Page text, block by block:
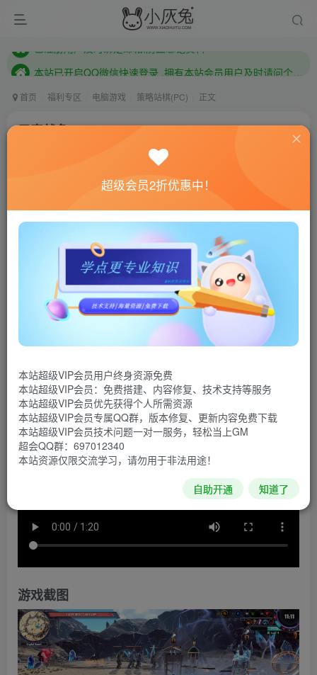
本站已开启QQ微信快速登录 ,拥有本站会员用户及时请问个人中心绑定！
首页 福利专区 电脑游戏 策略站棋(PC) 正文
元素战争2/Elemental War 2
联网教程： 内附教程
单机教程： 内附教程
不懂的话联系客服！！！
本站的资源转载自国内外各大媒体和网络，仅供试玩体
验。如果您喜欢该游戏内容，请支持正版 →→→正版购买
游戏介绍
元素战争2为你提供流行的塔防感觉，并结合了创新的游
游戏视频
游戏截图
超级会员2折优惠中！
本站超级VIP会员用户终身资源免费
本站超级VIP会员：免费搭建、内容修复、技术支持等服务
本站超级VIP会员优先获得个人所需资源
本站超级VIP会员专属QQ群，版本修复、更新内容免费下载
本站超级VIP会员技术问题一对一服务，轻松当上GM
超会QQ群：697012340
本站资源仅限交流学习，请勿用于非法用途！
自助开通 知道了